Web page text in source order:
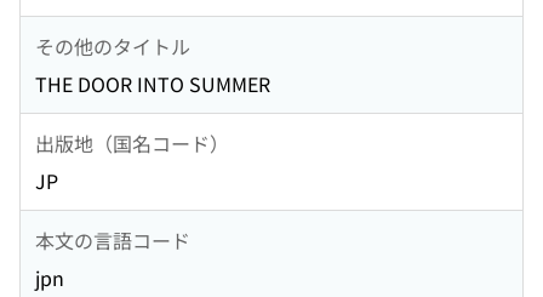
その他のタイトル
THE DOOR INTO SUMMER
出版地（国名コード）
JP
本文の言語コード
jpn